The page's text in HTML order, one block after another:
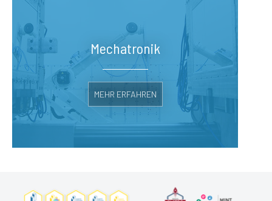
Mechatronik
MEHR ERFAHREN